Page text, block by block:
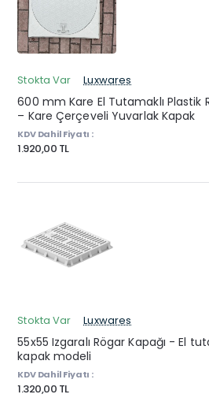
Stokta Var Luxwares
600 mm Kare El Tutamaklı Plastik
– Kare Çerçeveli Yuvarlak Kapak
KDV Dahil Fiyatı :
1.920,00 TL
Stokta Var Luxwares
55x55 Izgaralı Rögar Kapağı - El
kapak modeli
KDV Dahil Fiyatı :
1.320,00 TL